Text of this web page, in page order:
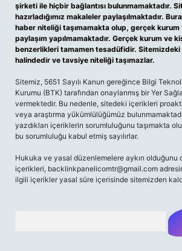
şirketi ile hiçbir bağlantısı bulunmamaktadır.
hazırladığımız makaleler paylaşılmaktadır.
haber niteliği taşımamakta olup, gerçek kurum
paylaşım yapılmamaktadır. Gerçek kurum ve
benzerlikleri tamamen tesadüfidir.
halindedir ve tavsiye niteliği taşımazlar.
Sitemiz, 5651 Sayılı Kanun gereğince Bilgi
Kurumu (BTK) tarafından onaylanmış bir Yer
vermektedir. Bu nedenle, sitedeki içerikleri
veya araştırma yükümlülüğümüz
yazdıkları içeriklerin sorumluluğunu taşımakta
bu sorumluluğu kabul etmiş sayılırlar.
Hukuka ve yasal düzenlemelere aykırı olduğunu
içerikleri, backlinkpanelicomtr@gmail.com
ilgili içerikler yasal süre içerisinde sitemizden